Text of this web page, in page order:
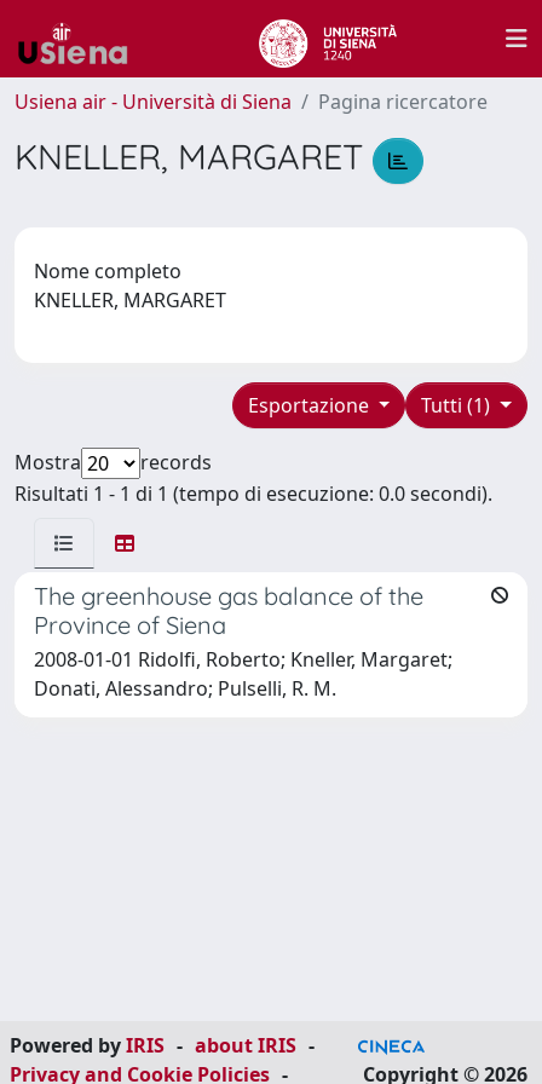
Usiena air - Università di Siena Pagina ricercatore
KNELLER, MARGARET
Nome completo
KNELLER, MARGARET
Tutti (1)
Esportazione
Mostra
records
Risultati 1 - 1 di 1 (tempo di esecuzione: 0.0 secondi).
The greenhouse gas balance of the
Province of Siena
2008-01-01 Ridolfi, Roberto; Kneller, Margaret;
Donati, Alessandro; Pulselli, R. M.
Powered byIRIS - about IRIS -
Privacy and Cookie Policies - Copyright © 2026